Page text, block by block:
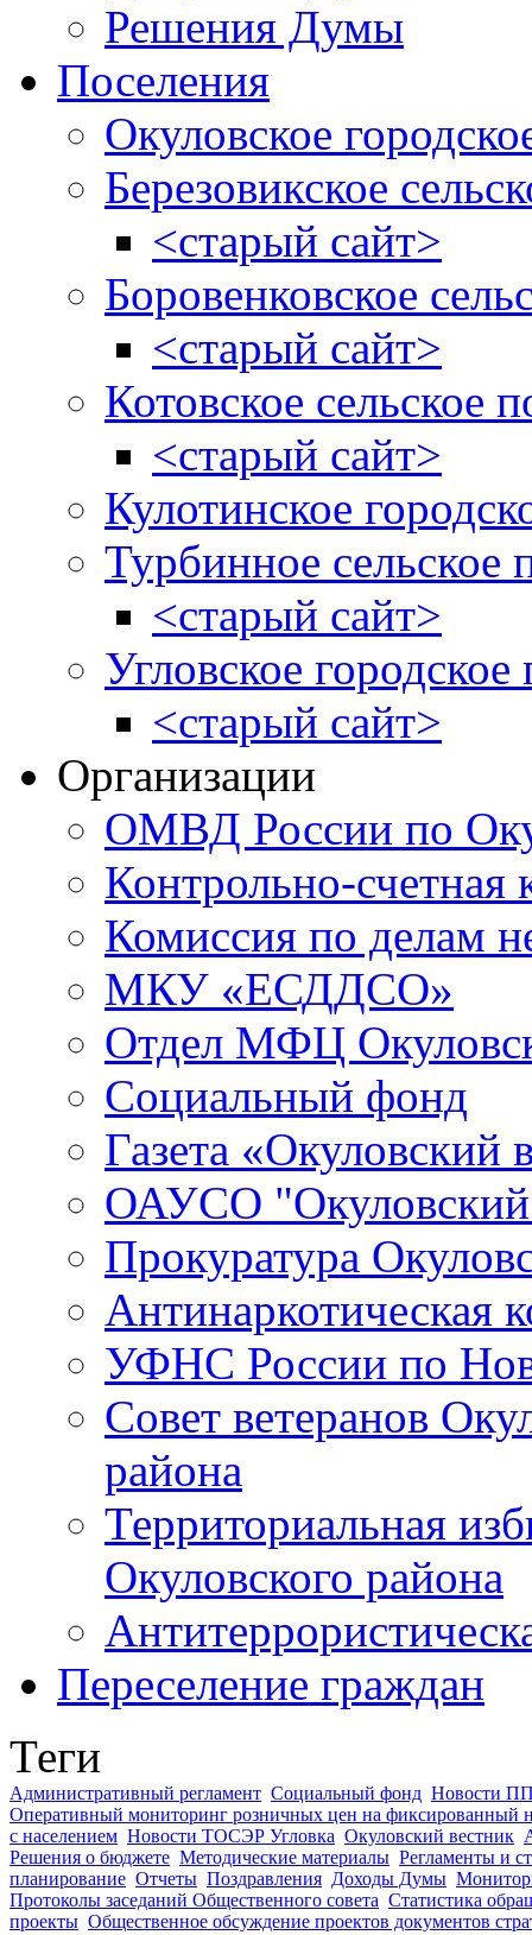
Решения Думы
Поселения
Окуловское
Березовикское
<старый сайт>
Боровенковское
<старый сайт>
Котовское сельское
<старый сайт>
Кулотинское
Турбинное сельское
<старый сайт>
Угловское городское
<старый сайт>
Организации
ОМВД России по
Контрольно-счетная
Комиссия по делам
МКУ «ЕСДДСО»
Отдел МФЦ
Социальный фонд
Газета «Окуловский
ОАУСО
Прокуратура
Антинаркотическая
УФНС России по
Совет ветеранов
района
Территориальная
Окуловского района
Переселение граждан
Теги
Административный регламент Социальный фонд Новости
Оперативный мониторинг розничных цен на фиксированный
с населением Новости ТОСЭР Угловка Окуловский вестник
Решения о бюджете Методические материалы Регламенты и
планирование Отчеты Поздравления Доходы Думы
Протоколы заседаний Общественного совета Статистика
проекты Общественное обсуждение проектов документов